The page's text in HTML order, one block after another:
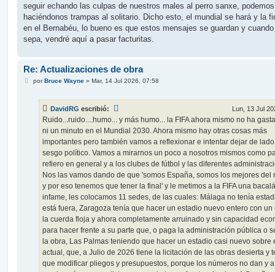
seguir echando las culpas de nuestros males al perro sanxe,
haciéndonos trampas al solitario. Dicho esto, el mundial se hará y la
en el Bernabéu, lo bueno es que estos mensajes se guardan y
sepa, vendré aquí a pasar facturitas.
Re: Actualizaciones de obra
MporBruce Wayne» Mar, 14 Jul 2026, 07:58
DavidRG escribió: Lun, 13 Jul
Ruido...ruido....humo... y más humo... la FIFA ahora mismo no ha
ni un minuto en el Mundial 2030. Ahora mismo hay otras cosas más
importantes pero también vamos a reflexionar e intentar dejar de
sesgo político. Vamos a mirarnos un poco a nosotros mismos como
refiero en general y a los clubes de fútbol y las diferentes
Nos las vamos dando de que 'somos España, somos los mejores del
y por eso tenemos que tener la final' y le metimos a la FIFA una bacalá
infame, les colocamos 11 sedes, de las cuales: Málaga no tenía
está fuera, Zaragoza tenía que hacer un estadio nuevo entero con un
la cuerda floja y ahora completamente arruinado y sin capacidad
para hacer frente a su parte que, o paga la administración pública o
la obra, Las Palmas teniendo que hacer un estadio casi nuevo sobre
actual, que, a Julio de 2026 tiene la licitación de las obras desierta y
que modificar pliegos y presupuestos, porque los números no dan y